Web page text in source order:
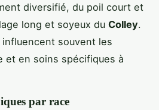
diversifié, du poil court et
long et soyeux du Colley.
souvent les
et en soins spécifiques à
par race